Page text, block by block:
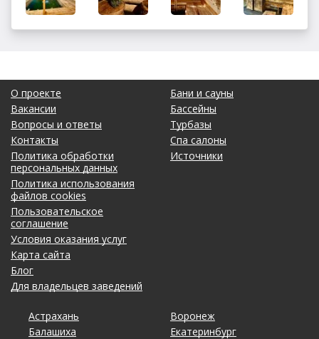
О проекте
Вакансии
Вопросы и ответы
Контакты
Политика обработки
персональных данных
Политика использования
файлов cookies
Пользовательское
соглашение
Условия оказания услуг
Карта сайта
Блог
Для владельцев заведений
Бани и сауны
Бассейны
Турбазы
Спа салоны
Источники
Астрахань
Балашиха
Воронеж
Екатеринбург
Калининград
Кемерово
Липецк
Махачкала
Новосибирск
Омск
Ростов-на-Дону
Рязань
Ставрополь
Тольятти
Ульяновск
Уфа
Ярославль